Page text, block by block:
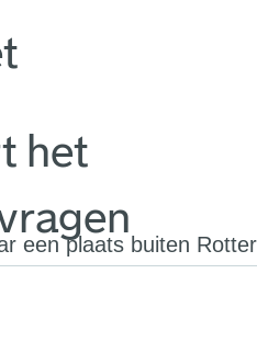
het
een plaats buiten